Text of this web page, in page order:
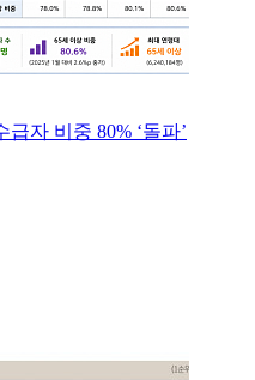
자 비중 80% ‘돌파’